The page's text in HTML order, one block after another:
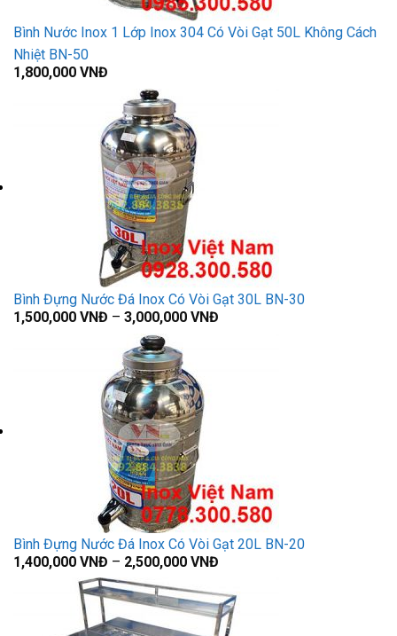
Bình Nước Inox 1 Lớp Inox 304 Có Vòi Gạt 50L Không Cách
Nhiệt BN-50
1,800,000 VNĐ
Bình Đựng Nước Đá Inox Có Vòi Gạt 30L BN-30
1,500,000 VNĐ – 3,000,000 VNĐ
Bình Đựng Nước Đá Inox Có Vòi Gạt 20L BN-20
1,400,000 VNĐ – 2,500,000 VNĐ